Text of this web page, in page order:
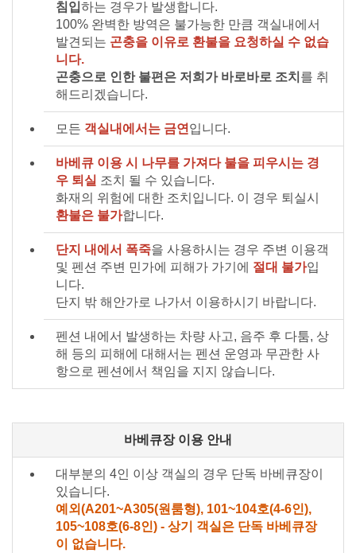
침입하는 경우가 발생합니다.
100% 완벽한 방역은 불가능한 만큼 객실내에서
발견되는 곤충을 이유로 환불을 요청하실 수 없습
니다.
곤충으로 인한 불편은 저희가 바로바로 조치 를 취
해드리겠습니다.
모든 객실내에서는 금연 입니다.
바베큐 이용 시 나무를 가져다 불을 피우시는 경
우 퇴실 조치 될 수 있습니다.
화재의 위험에 대한 조치입니다. 이 경우 퇴실시
환불은 불가합니다.
단지 내에서 폭죽을 사용하시는 경우 주변 이용객
및 펜션 주변 민가에 피해가 가기에 절대 불가입
니다.
단지 밖 해안가로 나가서 이용하시기 바랍니다.
펜션 내에서 발생하는 차량 사고, 음주 후 다툼, 상
해 등의 피해에 대해서는 펜션 운영과 무관한 사
항으로 펜션에서 책임을 지지 않습니다.
바베큐장 이용 안내
대부분의 4인 이상 객실의 경우 단독 바베큐장이
있습니다.
예외(A201~A305(원룸형), 101~104호(4-6인),
105~108호(6-8인) - 상기 객실은 단독 바베큐장
이 없습니다.